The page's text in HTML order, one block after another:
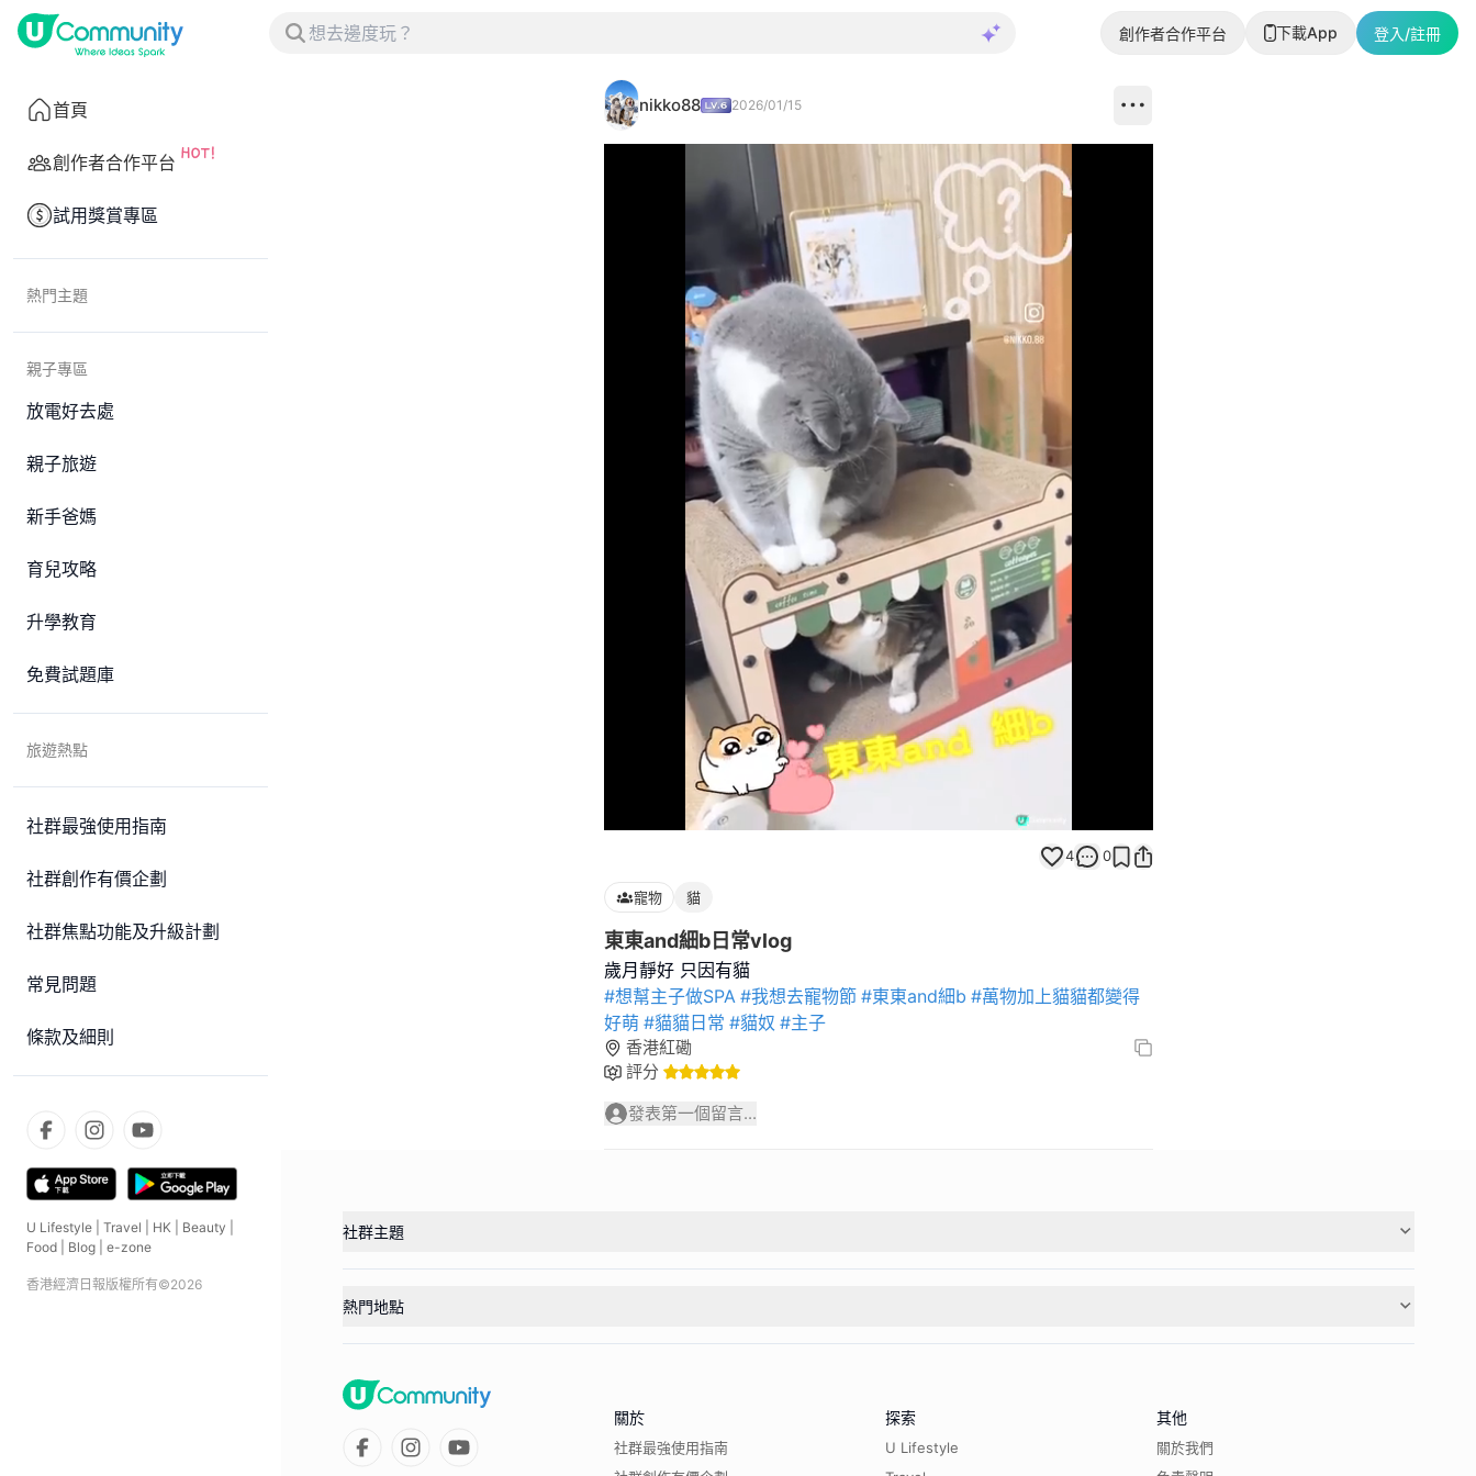
創作者合作平台 下載App 登入/註冊
首頁
創作者合作平台
試用獎賞專區
熱門主題
親子專區
放電好去處
親子旅遊
新手爸媽
育兒攻略
升學教育
免費試題庫
旅遊熱點
社群最強使用指南
社群創作有價企劃
社群焦點功能及升級計劃
常見問題
條款及細則
U Lifestyle Travel HK Beauty
Food
Blog e-zone
香港經濟日報版權所有©2026
nikko88 2026/01/15
4 0
寵物 貓
東東and細b日常vlog
#想幫主子做SPA #我想去寵物節 #東東and細b #萬物加上貓貓都變得
好萌 #貓貓日常 #貓奴 #主子
香港紅磡
評分
發表第一個留言...
社群主題
熱門地點
關於
社群最強使用指南
探索
U Lifestyle
其他
關於我們